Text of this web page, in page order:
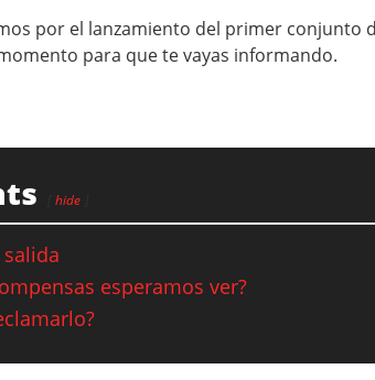
por el lanzamiento del primer conjunto
para que te vayas informando.
hide
salida
esperamos ver?